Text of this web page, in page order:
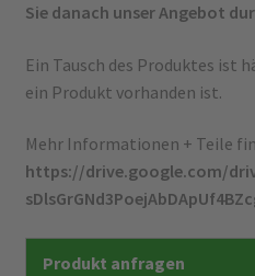
Sie danach unser Angebot
Ein Tausch des Produktes ist
ein Produkt vorhanden ist.
Mehr Informationen + Teile
https://drive.google.com/
Produkt anfragen